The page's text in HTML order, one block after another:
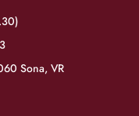
Sona, VR